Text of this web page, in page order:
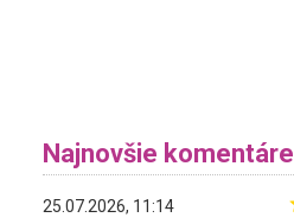
Najnovšie komentáre
25.07.2026, 11:14